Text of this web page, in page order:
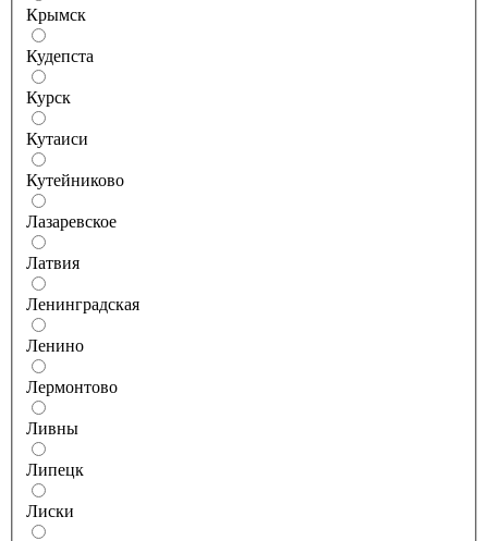
Крымск
Кудепста
Курск
Кутаиси
Кутейниково
Лазаревское
Латвия
Ленинградская
Ленино
Лермонтово
Ливны
Липецк
Лиски